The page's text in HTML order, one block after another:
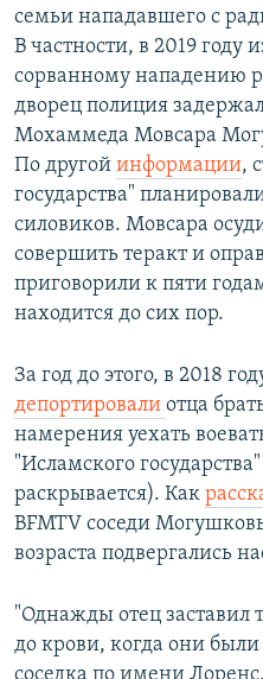
семьи нападавшего с
В частности, в 2019 году
сорванному нападению
дворец полиция
Мохаммеда Мовсара
По другой информации,
государства"
силовиков. Мовсара
совершить теракт и
приговорили к пяти
находится до сих пор.
За год до этого, в 2018
депортировали отца
намерения уехать
"Исламского
раскрывается). Как
BFMTV соседи
возраста подвергались
"Однажды отец заставил
до крови, когда они
соседка по имени